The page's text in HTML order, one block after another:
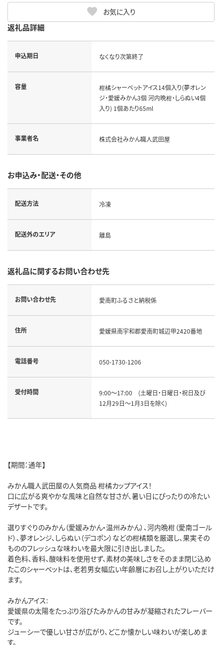
お気に入り
返礼品詳細
申込期日 なくなり次第終了
容量
柑橘シャーベットアイス14個入り(夢オレン
ジ・愛媛みかん3個 河内晩柑・しらぬい4個
入り) 1個あたり65ml
事業者名 株式会社みかん職人武田屋
お申込み・配送・その他
配送方法 冷凍
配送外のエリア 離島
返礼品に関するお問い合わせ先
お問い合わせ先 愛南町ふるさと納税係
住所 愛媛県南宇和郡愛南町城辺甲2420番地
電話番号 050-1730-1206
受付時間
9:00～17:00 (土曜日・日曜日・祝日及び
12月29日～1月3日を除く)
【期間：通年】
みかん職人武田屋の人気商品 柑橘カップアイス！
口に広がる爽やかな風味と自然な甘さが、暑い日にぴったりの冷たい
デザートです。
選りすぐりのみかん（愛媛みかん・温州みかん）、河内晩柑（愛南ゴール
ド）、夢オレンジ、しらぬい（デコポン）などの柑橘類を厳選し、果実その
もののフレッシュな味わいを最大限に引き出しました。
着色料、香料、酸味料を使用せず、素材の美味しさをそのまま閉じ込め
たこのシャーベットは、老若男女幅広い年齢層にお召し上がりいただけ
ます。
みかんアイス:
愛媛県の太陽をたっぷり浴びたみかんの甘みが凝縮されたフレーバー
です。
ジューシーで優しい甘さが広がり、どこか懐かしい味わいが楽しめま
す。